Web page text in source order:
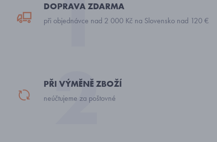
DOPRAVA ZDARMA
při objednávce nad 2 000 Kč na Slovensko nad 120 €
PŘI VÝMĚNĚ ZBOŽÍ
neúčtujeme za poštovné